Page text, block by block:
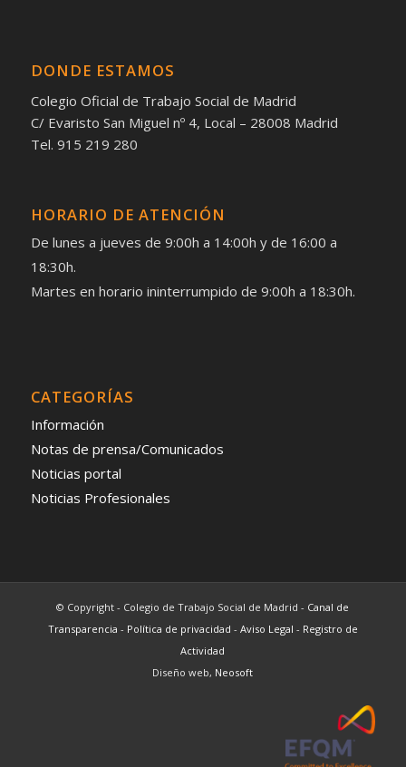
DONDE ESTAMOS
Colegio Oficial de Trabajo Social de Madrid
C/ Evaristo San Miguel nº 4, Local – 28008 Madrid
Tel. 915 219 280
HORARIO DE ATENCIÓN
De lunes a jueves de 9:00h a 14:00h y de 16:00 a
18:30h.
Martes en horario ininterrumpido de 9:00h a 18:30h.
CATEGORÍAS
Información
Notas de prensa/Comunicados
Noticias portal
Noticias Profesionales
© Copyright - Colegio de Trabajo Social de Madrid - Canal de
Transparencia - Política de privacidad - Aviso Legal - Registro de
Actividad
Diseño web, Neosoft